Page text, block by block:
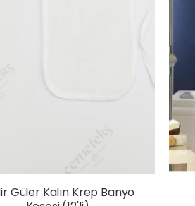
Güler Kalın Krep Banyo